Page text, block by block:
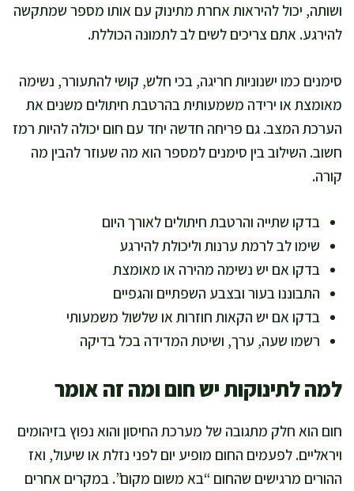
ושותה, יכול להיראות אחרת מתינוק עם אותו מספר שמתקשה
להירגע. אתם צריכים לשים לב לתמונה הכוללת.
סימנים כמו ישנוניות חריגה, בכי חלש, קושי להתעורר, נשימה
מאומצת או ירידה משמעותית בהרטבת חיתולים משנים את
הערכת המצב. גם פריחה חדשה יחד עם חום יכולה להיות רמז
חשוב. השילוב בין סימנים למספר הוא מה שעוזר להבין מה
קורה.
בדקו שתייה והרטבת חיתולים לאורך היום
שימו לב לרמת ערנות וליכולת להירגע
בדקו אם יש נשימה מהירה או מאומצת
התבוננו בעור ובצבע השפתיים והגפיים
בדקו אם יש הקאות חוזרות או שלשול משמעותי
רשמו שעה, ערך, ושיטת המדידה בכל בדיקה
למה לתינוקות יש חום ומה זה אומר
חום הוא חלק מתגובה של מערכת החיסון והוא נפוץ בזיהומים
ויראליים. לפעמים החום מופיע יום לפני נזלת או שיעול, ואז
ההורים מרגישים שהחום “בא משום מקום”. במקרים אחרים